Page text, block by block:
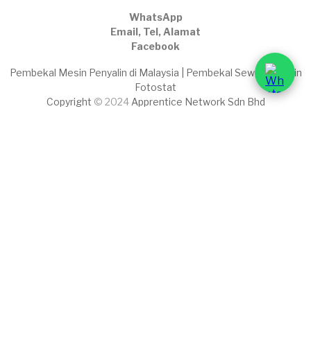
WhatsApp
Email, Tel, Alamat
Facebook
Pembekal Mesin Penyalin di Malaysia | Pembekal Sewaan Mesin
Fotostat
Copyright © 2024 Apprentice Network Sdn Bhd